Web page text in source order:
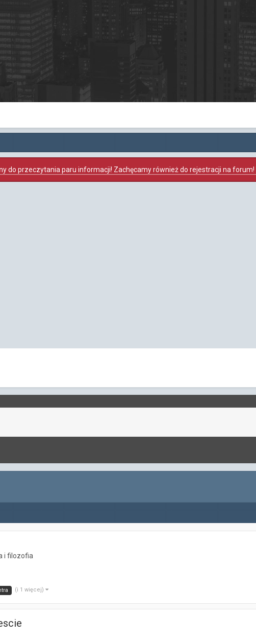
do przeczytania paru informacji! Zachęcamy również do rejestracji na forum!
i filozofia
(i 1 więcej)